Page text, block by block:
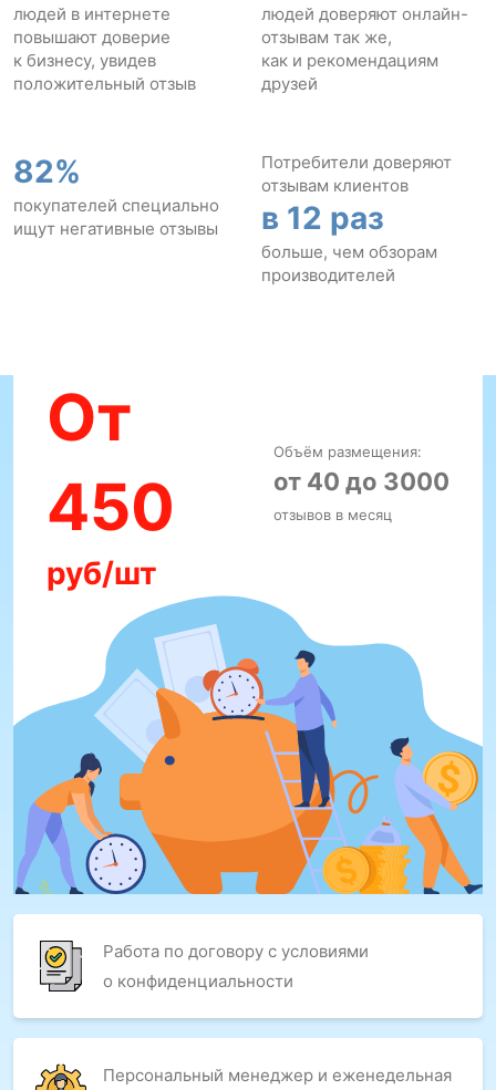
людей в интернете
повышают доверие
к бизнесу, увидев
положительный отзыв
82%
покупателей специально
ищут негативные отзывы
людей доверяют онлайн-
отзывам так же,
как и рекомендациям
друзей
Потребители доверяют
отзывам клиентов
в 12 раз
больше, чем обзорам
производителей
Работа по договору с условиями
о конфиденциальности
Персональный менеджер и еженедельная
От
450
руб/шт
Объём размещения:
от 40 до 3000
отзывов в месяц